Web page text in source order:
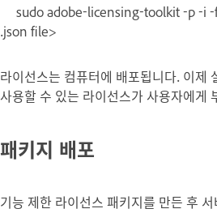
sudo adobe-licensing-toolkit -p -i -
.json file>
라이선스는 컴퓨터에 배포됩니다. 이제
사용할 수 있는 라이선스가 사용자에게
패키지 배포
기능 제한 라이선스 패키지를 만든 후